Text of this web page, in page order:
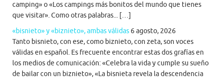
camping» o «Los campings más bonitos del mundo que tienes
que visitar». Como otras palabras... […]
«bisnieto» y «biznieto», ambas válidas 6 agosto, 2026
Tanto bisnieto, con ese, como biznieto, con zeta, son voces
válidas en español. Es frecuente encontrar estas dos grafías en
los medios de comunicación: «Celebra la vida y cumple su sueño
de bailar con un biznieto», «La bisnieta revela la descendencia